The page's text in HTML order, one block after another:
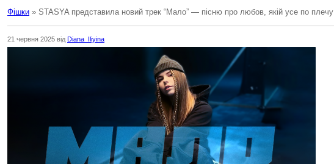
Фішки » STASYA представила новий трек “Мало” — пісню про любов, якій усе по плечу
21 червня 2025 від Diana_Iliyina